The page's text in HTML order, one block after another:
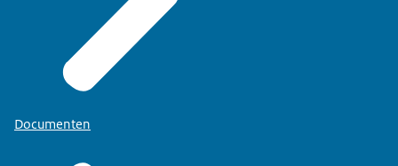
Documenten